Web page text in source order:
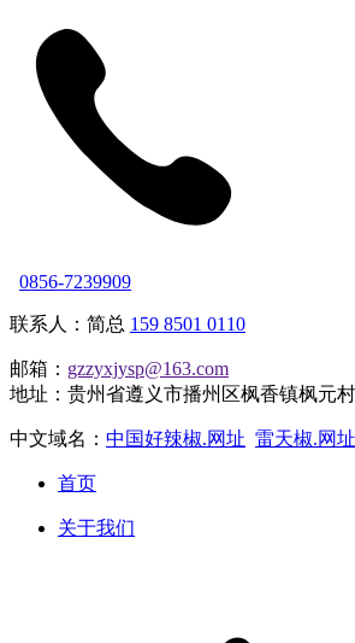
0856-7239909
联系人：简总 159 8501 0110
邮箱： gzzyxjysp@163.com
地址：贵州省遵义市播州区枫香镇枫元村
中文域名： 中国好辣椒.网址 雷天椒.网址
首页
关于我们